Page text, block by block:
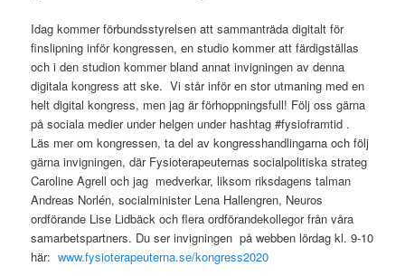
Idag kommer förbundsstyrelsen att sammanträda digitalt för
finslipning inför kongressen, en studio kommer att färdigställas
och i den studion kommer bland annat invigningen av denna
digitala kongress att ske. Vi står inför en stor utmaning med en
helt digital kongress, men jag är förhoppningsfull! Följ oss gärna
på sociala medier under helgen under hashtag #fysioframtid .
Läs mer om kongressen, ta del av kongresshandlingarna och följ
gärna invigningen, där Fysioterapeuternas socialpolitiska strateg
Caroline Agrell och jag medverkar, liksom riksdagens talman
Andreas Norlén, socialminister Lena Hallengren, Neuros
ordförande Lise Lidbäck och flera ordförandekollegor från våra
samarbetspartners. Du ser invigningen på webben lördag kl. 9-10
här:www.fysioterapeuterna.se/kongress2020